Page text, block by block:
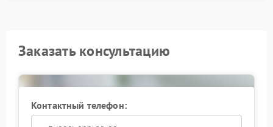
Заказать консультацию
Контактный телефон: